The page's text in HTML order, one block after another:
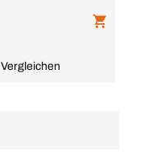
Vergleichen